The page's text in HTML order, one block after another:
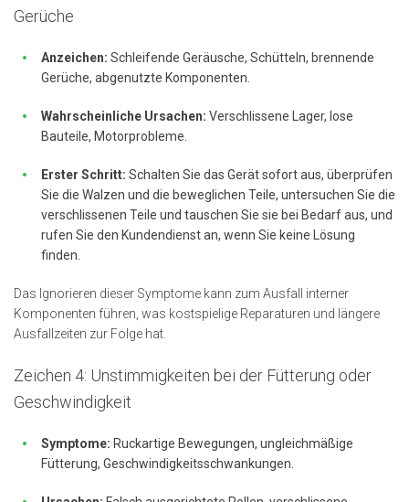
Gerüche
Anzeichen: Schleifende Geräusche, Schütteln, brennende
Gerüche, abgenutzte Komponenten.
Wahrscheinliche Ursachen: Verschlissene Lager, lose
Bauteile, Motorprobleme.
Erster Schritt: Schalten Sie das Gerät sofort aus, überprüfen
Sie die Walzen und die beweglichen Teile, untersuchen Sie die
verschlissenen Teile und tauschen Sie sie bei Bedarf aus, und
rufen Sie den Kundendienst an, wenn Sie keine Lösung
finden.
Das Ignorieren dieser Symptome kann zum Ausfall interner
Komponenten führen, was kostspielige Reparaturen und längere
Ausfallzeiten zur Folge hat.
Zeichen 4: Unstimmigkeiten bei der Fütterung oder
Geschwindigkeit
Symptome: Ruckartige Bewegungen, ungleichmäßige
Fütterung, Geschwindigkeitsschwankungen.